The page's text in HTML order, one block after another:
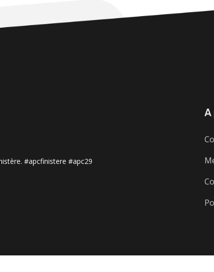
#apcfinistere #apc29
A